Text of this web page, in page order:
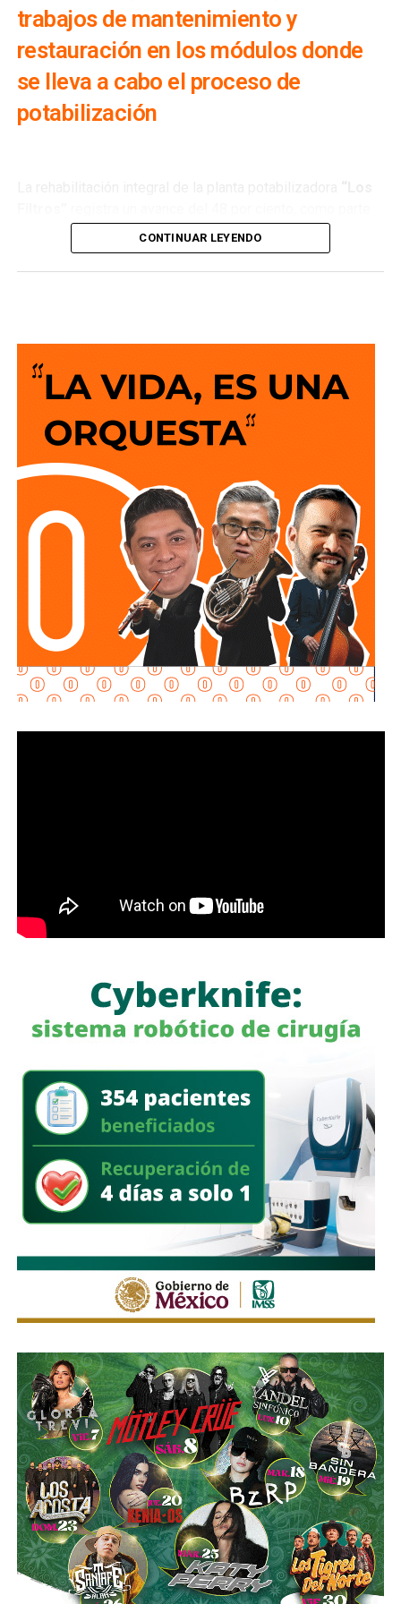
trabajos de mantenimiento y
restauración en los módulos donde
se lleva a cabo el proceso de
potabilización
de los trabajos que realizaInterapaspara modernizar una
de las principales fuentes de abastecimiento de agua
potable de la zona metropolitana.
ofrecer un servicio más confiable para miles de familias.
La semana pasada concluyeron los trabajos de
mantenimiento y restauración en los módulos donde se
lleva a cabo el proceso de potabilización del agua, para
continuar con la limpieza y mantenimiento integral de las
instalaciones de la planta.
La siguiente etapa contempla el equipamiento de los
tanques de floculación y sedimentación, donde las
partículas e impurezas que contiene el agua se agrupan y
posteriormente se depositan en el fondo, permitiendo
separar el agua más clara para que continúe con las
etapas de filtración y desinfección antes de su
distribución.
potabilización y la continuidad del suministro de agua
potable.
CONTINUAR LEYENDO